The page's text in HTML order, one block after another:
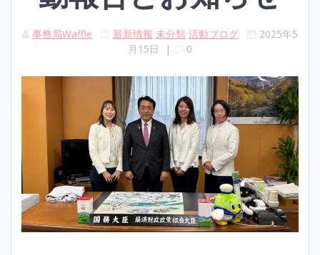
事務局Waffle 最新情報 未分類 活動ブログ
2025年5
月15日
| 0